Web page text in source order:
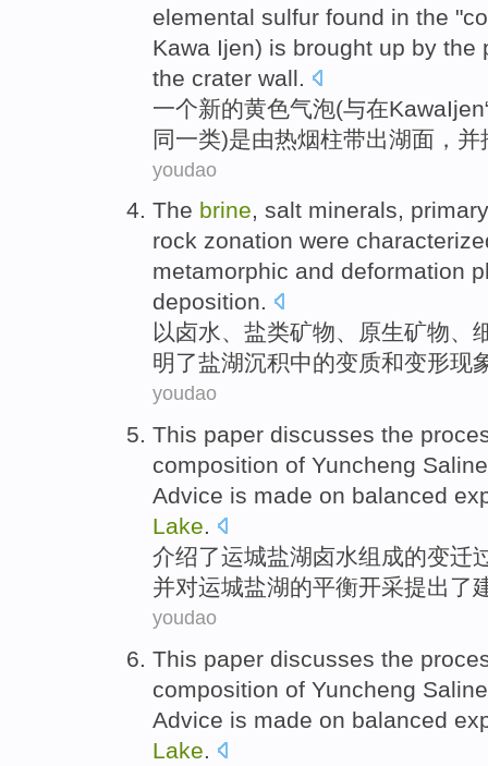
elemental sulfur found in the "
Kawa Ijen) is brought up by the
the crater wall.
一个新的黄色气泡(与在KawaIjen
同一类)是由热烟柱带出湖面， 并
youdao
The brine, salt minerals, primary
rock zonation were
metamorphic and deformation
deposition.
以卤水、 盐类矿物、 原生矿物、
明了盐湖沉积中的变质和变形现
youdao
This paper discusses the
composition of Yuncheng Saline
Advice is made on balanced
Lake.
介绍了运城盐湖卤水组成的变迁
并对运城盐湖的平衡开采提出了
youdao
This paper discusses the
composition of Yuncheng Saline
Advice is made on balanced
Lake.